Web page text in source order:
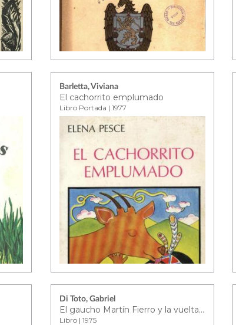
Barletta, Viviana
El cachorrito emplumado
Libro Portada | 1977
Di Toto, Gabriel
El gaucho Martín Fierro y la vuelta de Martín Fierro
Libro | 1975